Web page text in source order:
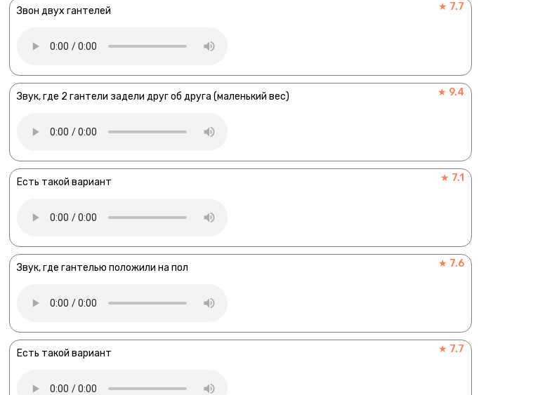
Звон двух гантелей ★ 7.7
Звук, где 2 гантели задели друг об друга (маленький вес) ★ 9.4
Есть такой вариант ★ 7.1
Звук, где гантелью положили на пол ★ 7.6
Есть такой вариант ★ 7.7